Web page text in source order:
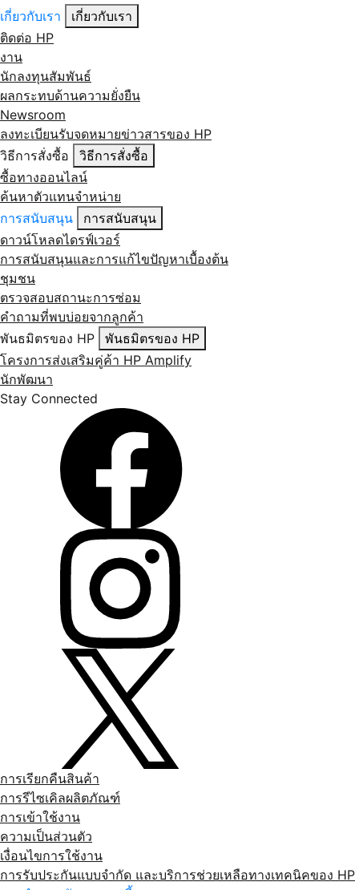
เกี่ยวกับเรา
เกี่ยวกับเรา
ติดต่อ HP
งาน
นักลงทุนสัมพันธ์
ผลกระทบด้านความยั่งยืน
Newsroom
ลงทะเบียนรับจดหมายข่าวสารของ HP
วิธีการสั่งซื้อ
วิธีการสั่งซื้อ
ซื้อทางออนไลน์
ค้นหาตัวแทนจำหน่าย
การสนับสนุน
การสนับสนุน
ดาวน์โหลดไดรฟ์เวอร์
การสนับสนุนและการแก้ไขปัญหาเบื้องต้น
ชุมชน
ตรวจสอบสถานะการซ่อม
คำถามที่พบบ่อยจากลูกค้า
พันธมิตรของ HP
พันธมิตรของ HP
โครงการส่งเสริมคู่ค้า HP Amplify
นักพัฒนา
Stay Connected
การเรียกคืนสินค้า
การรีไซเคิลผลิตภัณฑ์
การเข้าใช้งาน
ความเป็นส่วนตัว
เงื่อนไขการใช้งาน
การรับประกันแบบจำกัด และบริการช่วยเหลือทางเทคนิคของ HP